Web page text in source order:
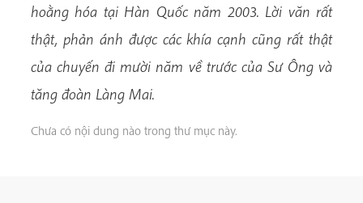
hoằng hóa tại Hàn Quốc năm 2003. Lời văn rất
thật, phản ánh được các khía cạnh cũng rất thật
của chuyến đi mười năm về trước của Sư Ông và
tăng đoàn Làng Mai.
Chưa có nội dung nào trong thư mục này.